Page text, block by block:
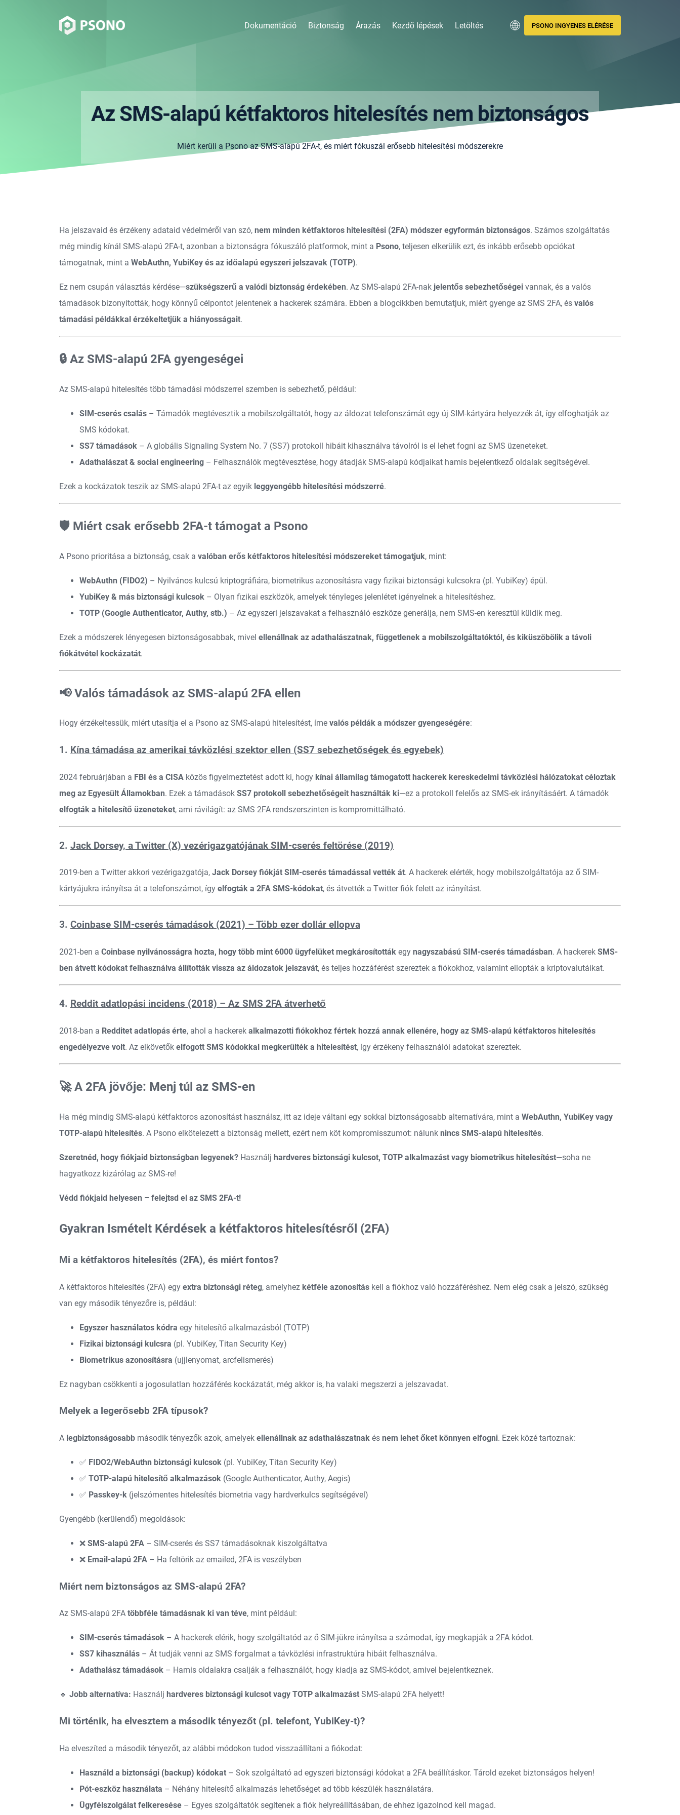
Dokumentáció Biztonság Árazás Kezdő lépések Letöltés PSONO INGYENES ELÉRÉSE
Az SMS-alapú kétfaktoros hitelesítés nem biztonságos
Miért kerüli a Psono az SMS-alapú 2FA-t, és miért fókuszál erősebb hitelesítési módszerekre
Ha jelszavaid és érzékeny adataid védelméről van szó, nem minden kétfaktoros hitelesítési (2FA) módszer egyformán biztonságos. Számos szolgáltatás
még mindig kínál SMS-alapú 2FA-t, azonban a biztonságra fókuszáló platformok, mint a Psono, teljesen elkerülik ezt, és inkább erősebb opciókat
támogatnak, mint a WebAuthn, YubiKey és az időalapú egyszeri jelszavak (TOTP).
Ez nem csupán választás kérdése—szükségszerű a valódi biztonság érdekében. Az SMS-alapú 2FA-nak jelentős sebezhetőségei vannak, és a valós
támadások bizonyították, hogy könnyű célpontot jelentenek a hackerek számára. Ebben a blogcikkben bemutatjuk, miért gyenge az SMS 2FA, és valós
támadási példákkal érzékeltetjük a hiányosságait.
🔒 Az SMS-alapú 2FA gyengeségei
Az SMS-alapú hitelesítés több támadási módszerrel szemben is sebezhető, például:
SIM-cserés csalás – Támadók megtévesztik a mobilszolgáltatót, hogy az áldozat telefonszámát egy új SIM-kártyára helyezzék át, így elfoghatják az
SMS kódokat.
SS7 támadások – A globális Signaling System No. 7 (SS7) protokoll hibáit kihasználva távolról is el lehet fogni az SMS üzeneteket.
Adathalászat & social engineering – Felhasználók megtévesztése, hogy átadják SMS-alapú kódjaikat hamis bejelentkező oldalak segítségével.
Ezek a kockázatok teszik az SMS-alapú 2FA-t az egyik leggyengébb hitelesítési módszerré.
🛡️ Miért csak erősebb 2FA-t támogat a Psono
A Psono prioritása a biztonság, csak a valóban erős kétfaktoros hitelesítési módszereket támogatjuk, mint:
WebAuthn (FIDO2) – Nyilvános kulcsú kriptográfiára, biometrikus azonosításra vagy fizikai biztonsági kulcsokra (pl. YubiKey) épül.
YubiKey & más biztonsági kulcsok – Olyan fizikai eszközök, amelyek tényleges jelenlétet igényelnek a hitelesítéshez.
TOTP (Google Authenticator, Authy, stb.) – Az egyszeri jelszavakat a felhasználó eszköze generálja, nem SMS-en keresztül küldik meg.
Ezek a módszerek lényegesen biztonságosabbak, mivel ellenállnak az adathalászatnak, függetlenek a mobilszolgáltatóktól, és kiküszöbölik a távoli
fiókátvétel kockázatát.
📢 Valós támadások az SMS-alapú 2FA ellen
Hogy érzékeltessük, miért utasítja el a Psono az SMS-alapú hitelesítést, íme valós példák a módszer gyengeségére:
1. Kína támadása az amerikai távközlési szektor ellen (SS7 sebezhetőségek és egyebek)
2024 februárjában a FBI és a CISA közös figyelmeztetést adott ki, hogy kínai államilag támogatott hackerek kereskedelmi távközlési hálózatokat céloztak
meg az Egyesült Államokban. Ezek a támadások SS7 protokoll sebezhetőségeit használták ki—ez a protokoll felelős az SMS-ek irányításáért. A támadók
elfogták a hitelesítő üzeneteket, ami rávilágít: az SMS 2FA rendszerszinten is kompromittálható.
2. Jack Dorsey, a Twitter (X) vezérigazgatójának SIM-cserés feltörése (2019)
2019-ben a Twitter akkori vezérigazgatója, Jack Dorsey fiókját SIM-cserés támadással vették át. A hackerek elérték, hogy mobilszolgáltatója az ő SIM-
kártyájukra irányítsa át a telefonszámot, így elfogták a 2FA SMS-kódokat, és átvették a Twitter fiók felett az irányítást.
3. Coinbase SIM-cserés támadások (2021) – Több ezer dollár ellopva
2021-ben a Coinbase nyilvánosságra hozta, hogy több mint 6000 ügyfelüket megkárosították egy nagyszabású SIM-cserés támadásban. A hackerek SMS-
ben átvett kódokat felhasználva állították vissza az áldozatok jelszavát, és teljes hozzáférést szereztek a fiókokhoz, valamint ellopták a kriptovalutáikat.
4. Reddit adatlopási incidens (2018) – Az SMS 2FA átverhető
2018-ban a Redditet adatlopás érte, ahol a hackerek alkalmazotti fiókokhoz fértek hozzá annak ellenére, hogy az SMS-alapú kétfaktoros hitelesítés
engedélyezve volt. Az elkövetők elfogott SMS kódokkal megkerülték a hitelesítést, így érzékeny felhasználói adatokat szereztek.
🚀 A 2FA jövője: Menj túl az SMS-en
Ha még mindig SMS-alapú kétfaktoros azonosítást használsz, itt az ideje váltani egy sokkal biztonságosabb alternatívára, mint a WebAuthn, YubiKey vagy
TOTP-alapú hitelesítés. A Psono elkötelezett a biztonság mellett, ezért nem köt kompromisszumot: nálunk nincs SMS-alapú hitelesítés.
Szeretnéd, hogy fiókjaid biztonságban legyenek? Használj hardveres biztonsági kulcsot, TOTP alkalmazást vagy biometrikus hitelesítést—soha ne
hagyatkozz kizárólag az SMS-re!
Védd fiókjaid helyesen – felejtsd el az SMS 2FA-t!
Gyakran Ismételt Kérdések a kétfaktoros hitelesítésről (2FA)
Mi a kétfaktoros hitelesítés (2FA), és miért fontos?
A kétfaktoros hitelesítés (2FA) egy extra biztonsági réteg, amelyhez kétféle azonosítás kell a fiókhoz való hozzáféréshez. Nem elég csak a jelszó, szükség
van egy második tényezőre is, például:
Egyszer használatos kódra egy hitelesítő alkalmazásból (TOTP)
Fizikai biztonsági kulcsra (pl. YubiKey, Titan Security Key)
Biometrikus azonosításra (ujjlenyomat, arcfelismerés)
Ez nagyban csökkenti a jogosulatlan hozzáférés kockázatát, még akkor is, ha valaki megszerzi a jelszavadat.
Melyek a legerősebb 2FA típusok?
A legbiztonságosabb második tényezők azok, amelyek ellenállnak az adathalászatnak és nem lehet őket könnyen elfogni. Ezek közé tartoznak:
✅ FIDO2/WebAuthn biztonsági kulcsok (pl. YubiKey, Titan Security Key)
✅ TOTP-alapú hitelesítő alkalmazások (Google Authenticator, Authy, Aegis)
✅ Passkey-k (jelszómentes hitelesítés biometria vagy hardverkulcs segítségével)
Gyengébb (kerülendő) megoldások:
❌ SMS-alapú 2FA – SIM-cserés és SS7 támadásoknak kiszolgáltatva
❌ Email-alapú 2FA – Ha feltörik az emailed, 2FA is veszélyben
Miért nem biztonságos az SMS-alapú 2FA?
Az SMS-alapú 2FA többféle támadásnak ki van téve, mint például:
SIM-cserés támadások – A hackerek elérik, hogy szolgáltatód az ő SIM-jükre irányítsa a számodat, így megkapják a 2FA kódot.
SS7 kihasználás – Át tudják venni az SMS forgalmat a távközlési infrastruktúra hibáit felhasználva.
Adathalász támadások – Hamis oldalakra csalják a felhasználót, hogy kiadja az SMS-kódot, amivel bejelentkeznek.
🔹 Jobb alternatíva: Használj hardveres biztonsági kulcsot vagy TOTP alkalmazást SMS-alapú 2FA helyett!
Mi történik, ha elvesztem a második tényezőt (pl. telefont, YubiKey-t)?
Ha elveszíted a második tényezőt, az alábbi módokon tudod visszaállítani a fiókodat:
Használd a biztonsági (backup) kódokat – Sok szolgáltató ad egyszeri biztonsági kódokat a 2FA beállításkor. Tárold ezeket biztonságos helyen!
Pót-eszköz használata – Néhány hitelesítő alkalmazás lehetőséget ad több készülék használatára.
Ügyfélszolgálat felkeresése – Egyes szolgáltatók segítenek a fiók helyreállításában, de ehhez igazolnod kell magad.